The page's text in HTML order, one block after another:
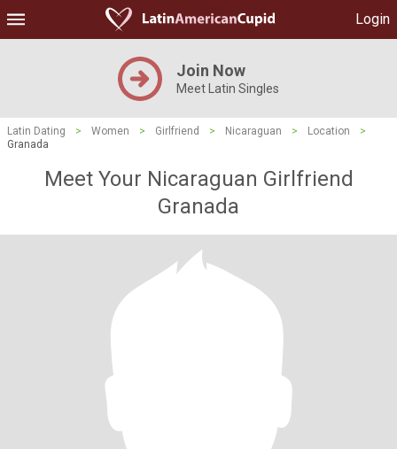
Login
Join Now
Meet Latin Singles
Latin Dating > Women > Girlfriend > Nicaraguan > Location
>
Granada
Meet Your Nicaraguan Girlfriend
Granada